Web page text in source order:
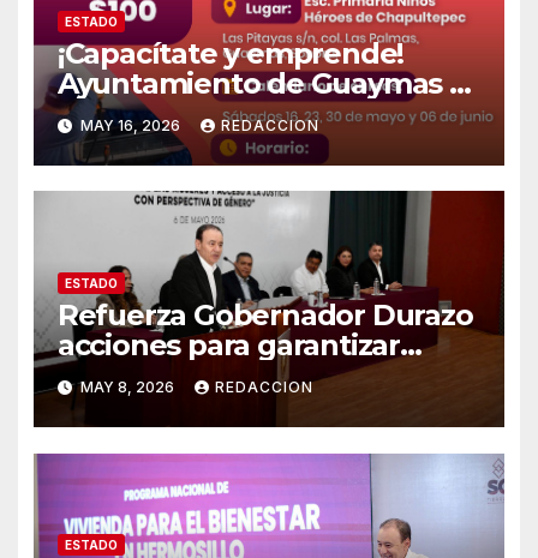
ESTADO
¡Capacítate y emprende!
Ayuntamiento de Guaymas e
ICATSON ofrecen cursos con
validez oficial por solo 100
pesos
MAY 16, 2026 REDACCION
ESTADO
Refuerza Gobernador Durazo
acciones para garantizar
justicia con perspectiva de
género en Sonora
MAY 8, 2026 REDACCION
ESTADO